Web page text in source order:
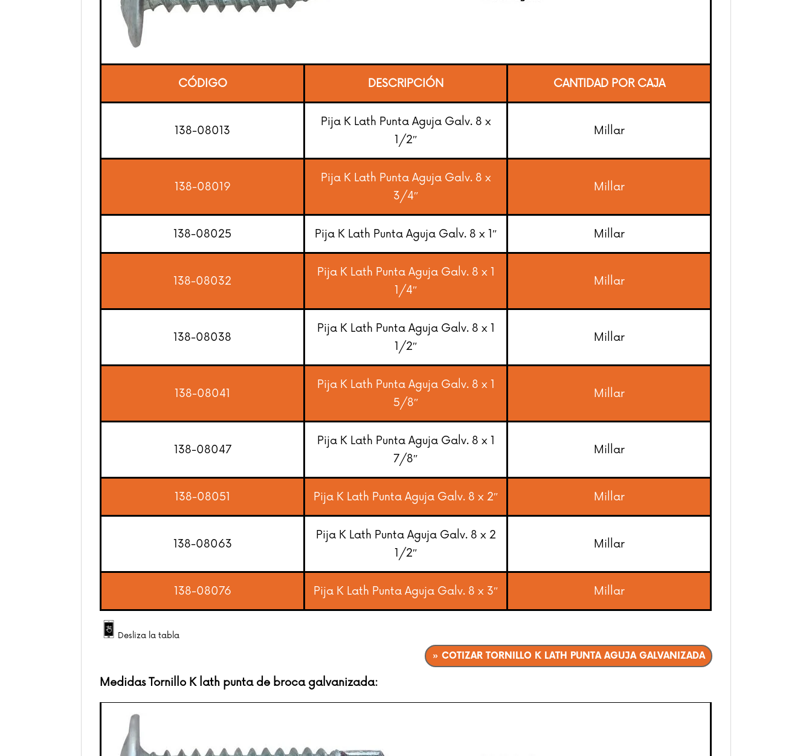
CÓDIGO DESCRIPCIÓN CANTIDAD POR CAJA
138-08013
Pija K Lath Punta Aguja Galv. 8 x
1/2″
Millar
138-08019
Pija K Lath Punta Aguja Galv. 8 x
3/4″
Millar
138-08025 Pija K Lath Punta Aguja Galv. 8 x 1″ Millar
138-08032
Pija K Lath Punta Aguja Galv. 8 x 1
1/4″
Millar
138-08038
Pija K Lath Punta Aguja Galv. 8 x 1
1/2″
Millar
138-08041
Pija K Lath Punta Aguja Galv. 8 x 1
5/8″
Millar
138-08047
Pija K Lath Punta Aguja Galv. 8 x 1
7/8″
Millar
138-08051 Pija K Lath Punta Aguja Galv. 8 x 2″ Millar
138-08063
Pija K Lath Punta Aguja Galv. 8 x 2
1/2″
Millar
138-08076 Pija K Lath Punta Aguja Galv. 8 x 3″ Millar
Desliza la tabla
» COTIZAR TORNILLO K LATH PUNTA AGUJA GALVANIZADA
Medidas Tornillo K lath punta de broca galvanizada: